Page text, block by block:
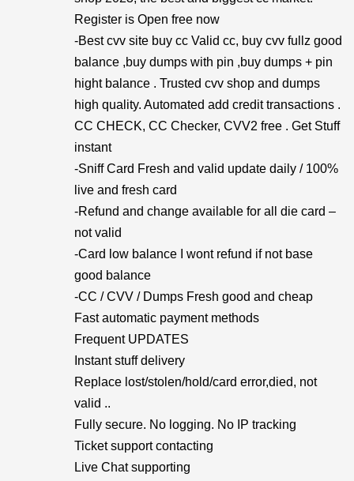
Register is Open free now
-Best cvv site buy cc Valid cc, buy cvv fullz good
balance ,buy dumps with pin ,buy dumps + pin
hight balance . Trusted cvv shop and dumps
high quality. Automated add credit transactions .
CC CHECK, CC Checker, CVV2 free . Get Stuff
instant
-Sniff Card Fresh and valid update daily / 100%
live and fresh card
-Refund and change available for all die card –
not valid
-Card low balance I wont refund if not base
good balance
-CC / CVV / Dumps Fresh good and cheap
Fast automatic payment methods
Frequent UPDATES
Instant stuff delivery
Replace lost/stolen/hold/card error,died, not
valid ..
Fully secure. No logging. No IP tracking
Ticket support contacting
Live Chat supporting